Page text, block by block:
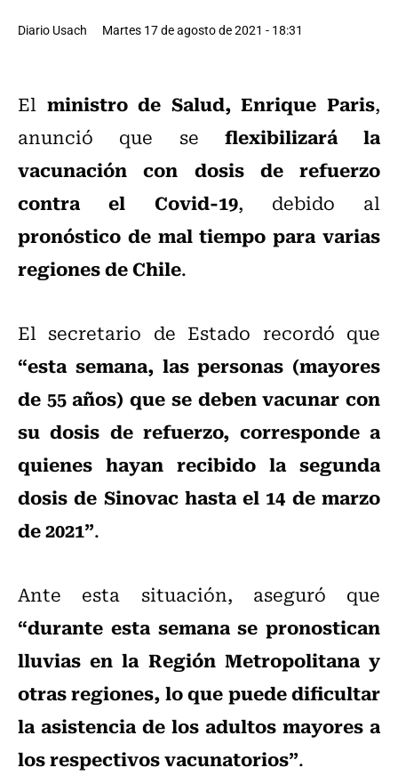
Diario Usach Martes 17 de agosto de 2021 - 18:31
El ministro de Salud, Enrique Paris,
anunció que se flexibilizará la
vacunación con dosis de refuerzo
contra el Covid-19, debido al
pronóstico de mal tiempo para varias
regiones de Chile.
El secretario de Estado recordó que
“esta semana, las personas (mayores
de 55 años) que se deben vacunar con
su dosis de refuerzo, corresponde a
quienes hayan recibido la segunda
dosis de Sinovac hasta el 14 de marzo
de 2021”.
Ante esta situación, aseguró que
“durante esta semana se pronostican
lluvias en la Región Metropolitana y
otras regiones, lo que puede dificultar
la asistencia de los adultos mayores a
los respectivos vacunatorios”.